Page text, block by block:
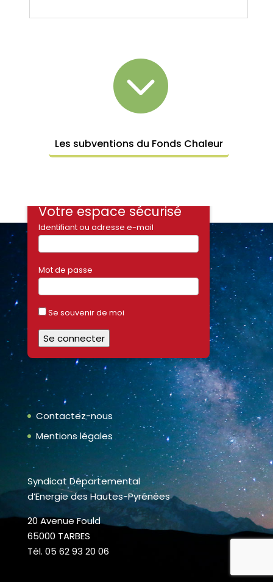

Les subventions du Fonds Chaleur
Votre espace sécurisé
Identifiant ou adresse e-mail
Mot de passe
Se souvenir de moi
Contactez-nous
Mentions légales
Syndicat Départemental
d’Energie des Hautes-Pyrénées
20 Avenue Fould
65000 TARBES
Tél. 05 62 93 20 06